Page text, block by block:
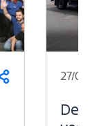
Deel
27/05/
De